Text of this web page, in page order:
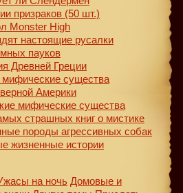
призраков (50 шт.)
Monster High
настоящие русалки
пауков
Древней Греции
мифические существа
Америки
мифические существа
страшных книг о мистике
породы агрессивных собак
жизненные истории
на ночь Домовые и